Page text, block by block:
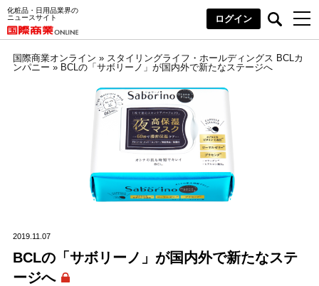
化粧品・日用品業界の
ニュースサイト
ログイン
国際商業オンライン » スタイリングライフ・ホールディングス BCLカ
ンパニー » BCLの「サボリーノ」が国内外で新たなステージへ
2019.11.07
BCLの「サボリーノ」が国内外で新たなステ
ージへ